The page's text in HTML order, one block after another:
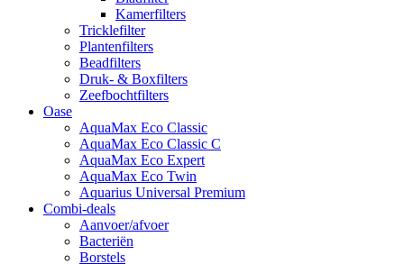
Kamerfilters
Tricklefilter
Plantenfilters
Beadfilters
Druk- & Boxfilters
Zeefbochtfilters
Oase
AquaMax Eco Classic
AquaMax Eco Classic C
AquaMax Eco Expert
AquaMax Eco Twin
Aquarius Universal Premium
Combi-deals
Aanvoer/afvoer
Bacteriën
Borstels